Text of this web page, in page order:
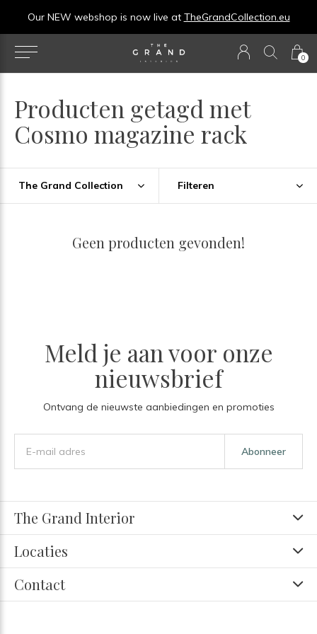
0
Our NEW webshop is now live at TheGrandCollection.eu
Producten getagd met
Cosmo magazine rack
The Grand Collection Filteren
Geen producten gevonden!
Meld je aan voor onze
nieuwsbrief
Ontvang de nieuwste aanbiedingen en promoties
Abonneer
The Grand Interior
Locaties
Contact